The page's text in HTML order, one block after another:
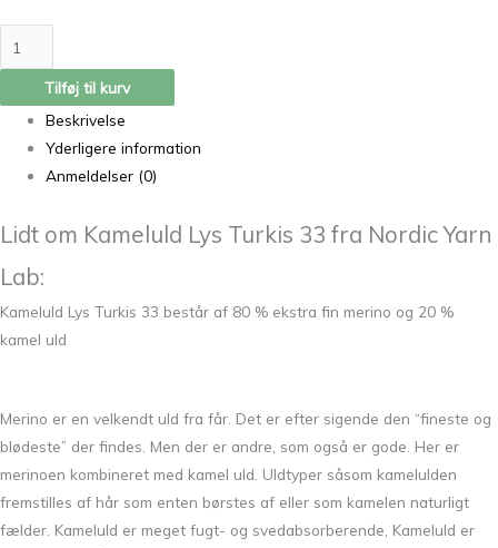
Tilføj til kurv
Beskrivelse
Yderligere information
Anmeldelser (0)
Lidt om Kameluld Lys Turkis 33 fra Nordic Yarn
Lab:
Kameluld Lys Turkis 33 består af 80 % ekstra fin merino og 20 %
kamel uld
Merino er en velkendt uld fra får. Det er efter sigende den “fineste og
blødeste” der findes. Men der er andre, som også er gode. Her er
merinoen kombineret med kamel uld. Uldtyper såsom kamelulden
fremstilles af hår som enten børstes af eller som kamelen naturligt
fælder. Kameluld er meget fugt- og svedabsorberende, Kameluld er